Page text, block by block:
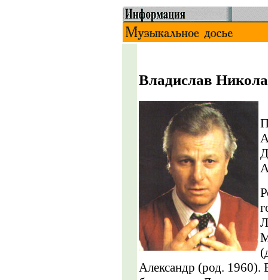
Владислав
Александр (род. 1960).